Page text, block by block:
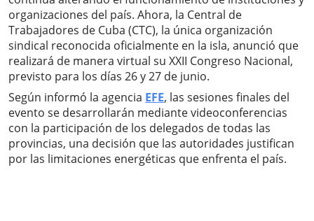
organizaciones del país. Ahora, la Central de
Trabajadores de Cuba (CTC), la única organización
sindical reconocida oficialmente en la isla, anunció que
realizará de manera virtual su XXII Congreso Nacional,
previsto para los días 26 y 27 de junio.
Según informó la agencia EFE, las sesiones finales del
evento se desarrollarán mediante videoconferencias
con la participación de los delegados de todas las
provincias, una decisión que las autoridades justifican
por las limitaciones energéticas que enfrenta el país.